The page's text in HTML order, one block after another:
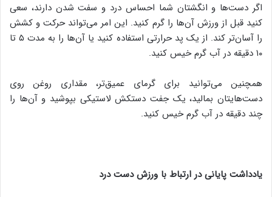
اگر دست‌ها و انگشتان شما احساس درد و سفت شدن دارند، سعی
کنید قبل از ورزش آن‌ها را گرم کنید. این امر می‌تواند حرکت و کشش
را آسان‌تر کند. از یک پد حرارتی استفاده کنید یا آن‌ها را به مدت ۵ تا
۱۰ دقیقه در آب گرم خیس کنید.
همچنین می‌توانید برای گرمای عمیق‌تر، مقداری روغن روی
دست‌هایتان بمالید، یک جفت دستکش لاستیکی بپوشید و آن‌ها را
چند دقیقه در آب گرم خیس کنید.
یادداشت پایانی در ارتباط با ورزش دست درد